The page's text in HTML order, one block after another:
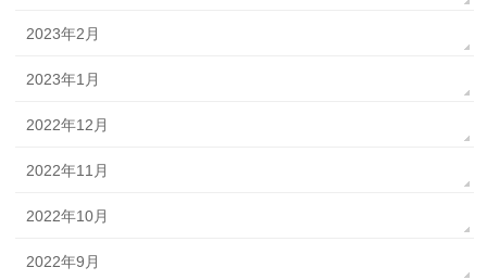
2023年2月
2023年1月
2022年12月
2022年11月
2022年10月
2022年9月